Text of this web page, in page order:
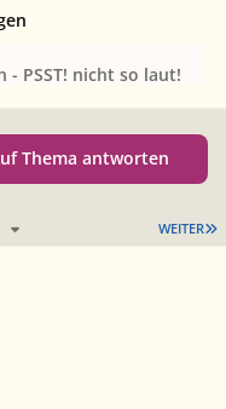
- PSST! nicht so laut!
Thema antworten
WEITER